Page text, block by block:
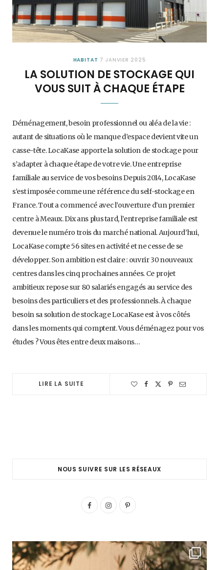
HABITAT 7 JANVIER 2025
LA SOLUTION DE STOCKAGE QUI
VOUS SUIT À CHAQUE ÉTAPE
Déménagement, besoin professionnel ou aléa de la vie :
autant de situations où le manque d’espace devient vite un
casse-tête. LocaKase apporte la solution de stockage pour
s’adapter à chaque étape de votre vie. Une entreprise
familiale au service de vos besoins Depuis 2014, LocaKase
s’est imposée comme une référence du self-stockage en
France. Tout a commencé avec l’ouverture d’un premier
centre à Meaux. Dix ans plus tard, l’entreprise familiale est
devenue le numéro trois du marché national. Aujourd’hui,
LocaKase compte 56 sites en activité et ne cesse de se
développer. Son ambition est claire : ouvrir 30 nouveaux
centres dans les cinq prochaines années. Ce projet
ambitieux repose sur 80 salariés engagés au service des
besoins des particuliers et des professionnels. À chaque
besoin sa solution de stockage LocaKase est à vos côtés
dans les moments qui comptent. Vous déménagez pour vos
études ? Vous êtes entre deux maisons…
LIRE LA SUITE
NOUS SUIVRE SUR LES RÉSEAUX
F
e
I
P